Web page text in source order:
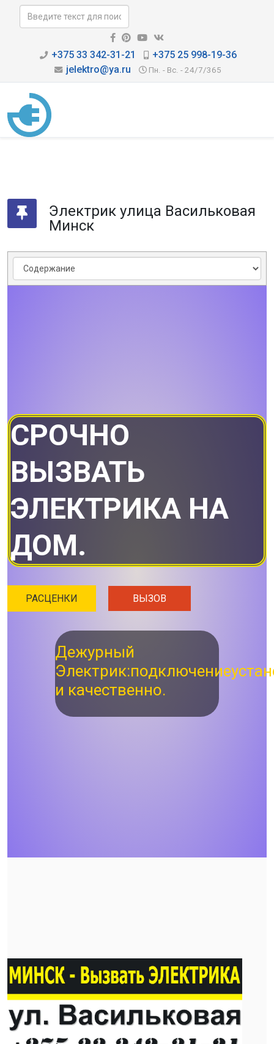
+375 33 342-31-21
+375 25 998-19-36
jelektro@ya.ru
Пн. - Вс. - 24/7/365
Электрик улица Васильковая
Минск
СРОЧНО
ВЫЗВАТЬ
ЭЛЕКТРИКА НА
ДОМ.
РАСЦЕНКИ ВЫЗОВ
Дежурный
Электрик:подключение
и качественно.